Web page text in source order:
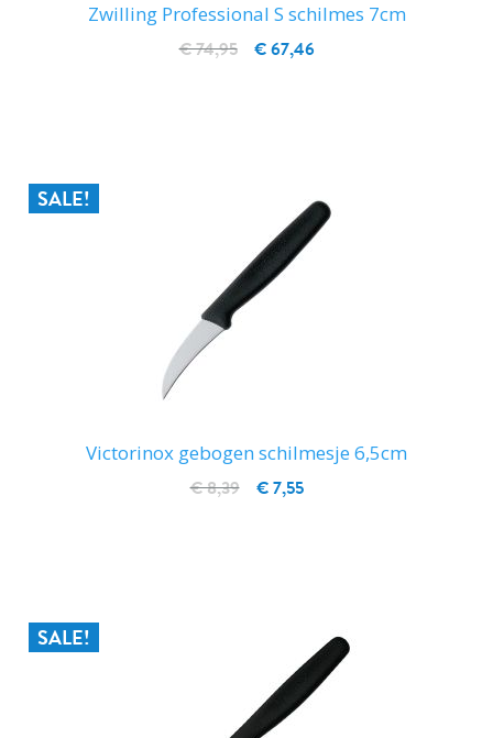
Zwilling Professional S schilmes 7cm
€ 67,46
€ 74,95
SALE!
Victorinox gebogen schilmesje 6,5cm
€ 7,55
€ 8,39
SALE!